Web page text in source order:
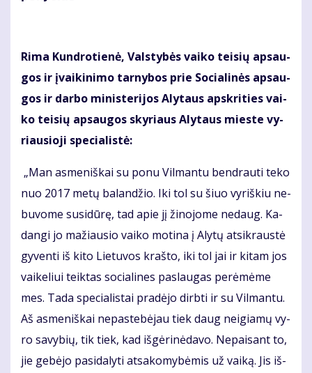
Ri­ma Kun­dro­tie­nė, Vals­ty­bės vai­ko tei­sių ap­sau­
gos ir įvai­ki­ni­mo tar­ny­bos prie So­cia­li­nės ap­sau­
gos ir dar­bo mi­nis­te­ri­jos Aly­taus ap­skri­ties vai­
ko tei­sių ap­sau­gos sky­riaus Aly­taus mies­te vy­
riau­sio­ji spe­cia­lis­tė:
„Man as­me­niš­kai su po­nu Vil­man­tu ben­drau­ti te­ko
nuo 2017 me­tų ba­lan­džio. Iki tol su šiuo vy­riš­kiu ne­
bu­vo­me su­si­dū­rę, tad apie jį ži­no­jo­me ne­daug. Ka­
dan­gi jo ma­žiau­sio vai­ko mo­ti­na į Aly­tų at­si­kraus­tė
gy­ven­ti iš ki­to Lie­tu­vos kraš­to, iki tol jai ir ki­tam jos
vai­ke­liui teik­tas so­cia­li­nes pa­slau­gas pe­rė­mė­me
mes. Ta­da spe­cia­lis­tai pra­dė­jo dirb­ti ir su Vilmantu.
Aš as­me­niš­kai ne­pa­ste­bė­jau tiek daug ne­igia­mų vy­
ro sa­vy­bių, tik tiek, kad iš­gė­ri­nė­da­vo. Ne­pai­sant to,
jie ge­bė­jo pa­si­da­ly­ti at­sa­ko­my­bė­mis už vai­ką. Jis iš­